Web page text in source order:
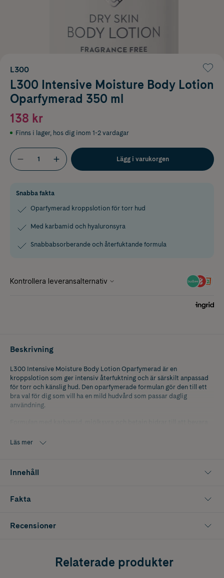
L300
L300 Intensive Moisture Body Lotion
Oparfymerad 350 ml
138 kr
Finns i lager, hos dig inom 1-2 vardagar
Lägg i varukorgen
Snabba fakta
Oparfymerad kroppslotion för torr hud
Med karbamid och hyaluronsyra
Snabbabsorberande och återfuktande formula
Beskrivning
L300 Intensive Moisture Body Lotion Oparfymerad är en
kroppslotion som ger intensiv återfuktning och är särskilt anpassad
för torr och känslig hud. Den oparfymerade formulan gör den till ett
bra val för dig som vill ha en mild hudvård som passar daglig
användning.
Hyaluronsyra hjälper till att binda fukt i huden och ger en återfuktad
L300 bygger på svensk hudvårdsforskning och är fri från animaliska
återfuktning utan parfym.
Läs mer
Innehåll
Fakta
Recensioner
Relaterade produkter